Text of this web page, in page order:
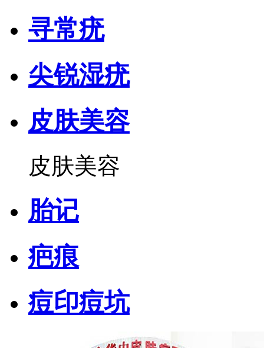
寻常疣
尖锐湿疣
皮肤美容
皮肤美容
胎记
疤痕
痘印痘坑